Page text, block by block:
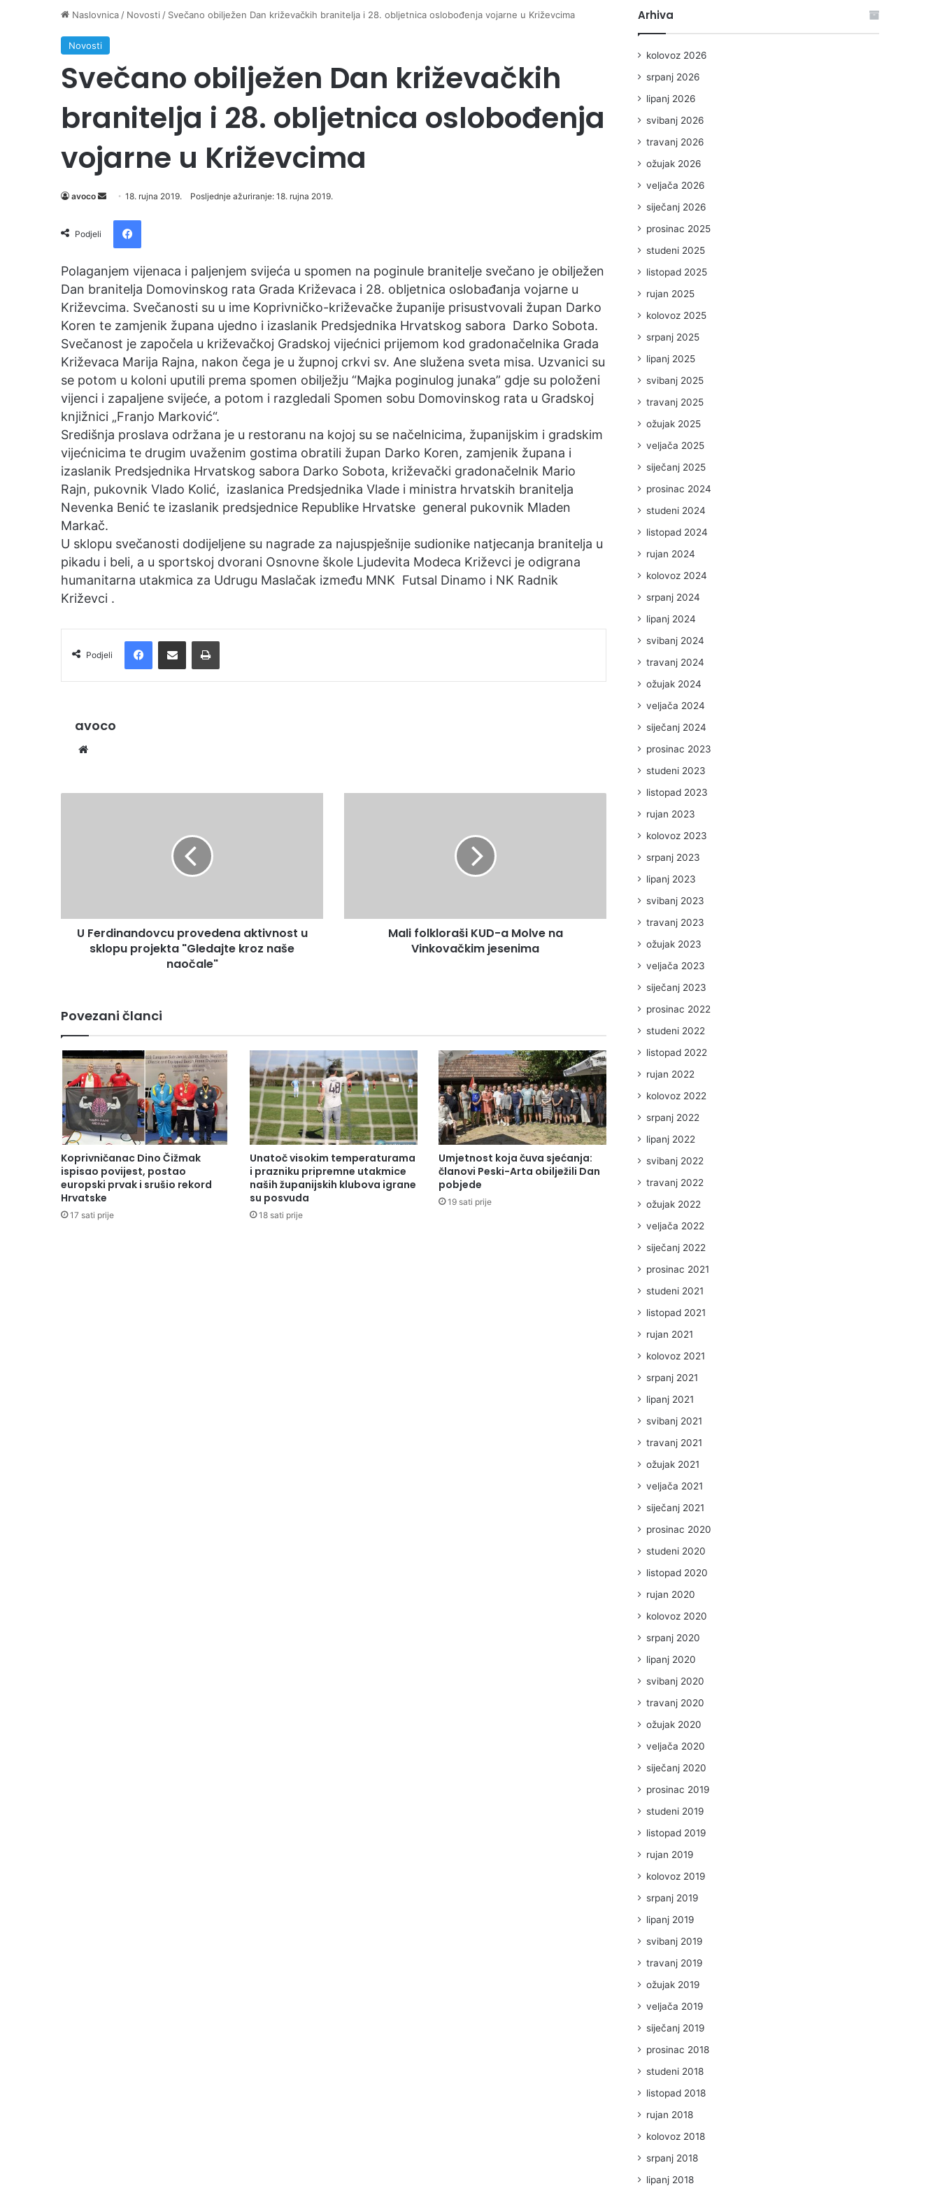
Naslovnica / Novosti / Svečano obilježen Dan križevačkih branitelja i 28. obljetnica oslobođenja vojarne u Križevcima
Novosti
Svečano obilježen Dan križevačkih
branitelja i 28. obljetnica oslobođenja
vojarne u Križevcima
avoco
Send
email
18. rujna 2019. Posljednje ažuriranje: 18. rujna 2019.
Podjeli
Facebook
Polaganjem vijenaca i paljenjem svijeća u spomen na poginule branitelje svečano je obilježen
Dan branitelja Domovinskog rata Grada Križevaca i 28. obljetnica oslobađanja vojarne u
Križevcima. Svečanosti su u ime Koprivničko-križevačke županije prisustvovali župan Darko
Koren te zamjenik župana ujedno i izaslanik Predsjednika Hrvatskog sabora Darko Sobota.
Svečanost je započela u križevačkoj Gradskoj vijećnici prijemom kod gradonačelnika Grada
Križevaca Marija Rajna, nakon čega je u župnoj crkvi sv. Ane služena sveta misa. Uzvanici su
se potom u koloni uputili prema spomen obilježju “Majka poginulog junaka” gdje su položeni
vijenci i zapaljene svijeće, a potom i razgledali Spomen sobu Domovinskog rata u Gradskoj
knjižnici „Franjo Marković“.
Središnja proslava održana je u restoranu na kojoj su se načelnicima, županijskim i gradskim
vijećnicima te drugim uvaženim gostima obratili župan Darko Koren, zamjenik župana i
izaslanik Predsjednika Hrvatskog sabora Darko Sobota, križevački gradonačelnik Mario
Rajn, pukovnik Vlado Kolić, izaslanica Predsjednika Vlade i ministra hrvatskih branitelja
Nevenka Benić te izaslanik predsjednice Republike Hrvatske general pukovnik Mladen
Markač.
U sklopu svečanosti dodijeljene su nagrade za najuspješnije sudionike natjecanja branitelja u
pikadu i beli, a u sportskoj dvorani Osnovne škole Ljudevita Modeca Križevci je odigrana
humanitarna utakmica za Udrugu Maslačak između MNK Futsal Dinamo i NK Radnik
Križevci .
Podjeli
FacebookPodijelite putem e-pošte Ispis
avoco
U Ferdinandovcu provedena aktivnost u
sklopu projekta "Gledajte kroz naše
naočale"
Mali folkloraši KUD-a Molve na
Vinkovačkim jesenima
Povezani članci
Koprivničanac Dino Čižmak
ispisao povijest, postao
europski prvak i srušio rekord
Hrvatske
17 sati prije
Unatoč visokim temperaturama
i prazniku pripremne utakmice
naših županijskih klubova igrane
su posvuda
18 sati prije
Umjetnost koja čuva sjećanja:
članovi Peski-Arta obilježili Dan
pobjede
19 sati prije
Arhiva
kolovoz 2026
srpanj 2026
lipanj 2026
svibanj 2026
travanj 2026
ožujak 2026
veljača 2026
siječanj 2026
prosinac 2025
studeni 2025
listopad 2025
rujan 2025
kolovoz 2025
srpanj 2025
lipanj 2025
svibanj 2025
travanj 2025
ožujak 2025
veljača 2025
siječanj 2025
prosinac 2024
studeni 2024
listopad 2024
rujan 2024
kolovoz 2024
srpanj 2024
lipanj 2024
svibanj 2024
travanj 2024
ožujak 2024
veljača 2024
siječanj 2024
prosinac 2023
studeni 2023
listopad 2023
rujan 2023
kolovoz 2023
srpanj 2023
lipanj 2023
svibanj 2023
travanj 2023
ožujak 2023
veljača 2023
siječanj 2023
prosinac 2022
studeni 2022
listopad 2022
rujan 2022
kolovoz 2022
srpanj 2022
lipanj 2022
svibanj 2022
travanj 2022
ožujak 2022
veljača 2022
siječanj 2022
prosinac 2021
studeni 2021
listopad 2021
rujan 2021
kolovoz 2021
srpanj 2021
lipanj 2021
svibanj 2021
travanj 2021
ožujak 2021
veljača 2021
siječanj 2021
prosinac 2020
studeni 2020
listopad 2020
rujan 2020
kolovoz 2020
srpanj 2020
lipanj 2020
svibanj 2020
travanj 2020
ožujak 2020
veljača 2020
siječanj 2020
prosinac 2019
studeni 2019
listopad 2019
rujan 2019
kolovoz 2019
srpanj 2019
lipanj 2019
svibanj 2019
travanj 2019
ožujak 2019
veljača 2019
siječanj 2019
prosinac 2018
studeni 2018
listopad 2018
rujan 2018
kolovoz 2018
srpanj 2018
lipanj 2018